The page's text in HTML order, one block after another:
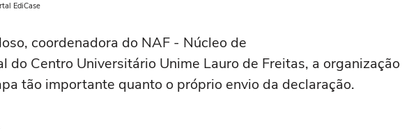
EdiCase
coordenadora do NAF - Núcleo de
do Centro Universitário Unime Lauro de Freitas, a organização
tão importante quanto o próprio envio da declaração.